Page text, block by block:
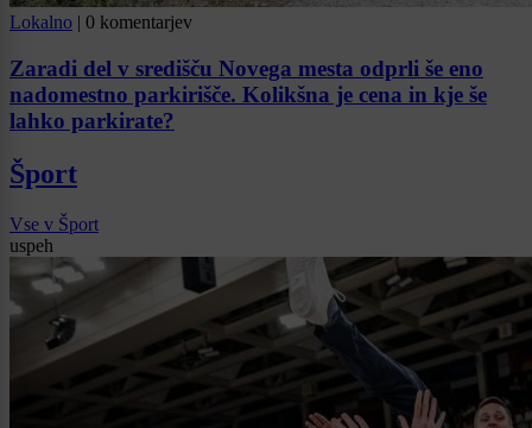
Lokalno | 0 komentarjev
Zaradi del v središču Novega mesta odprli še eno
nadomestno parkirišče. Kolikšna je cena in kje še
lahko parkirate?
Šport
Vse v Šport
uspeh